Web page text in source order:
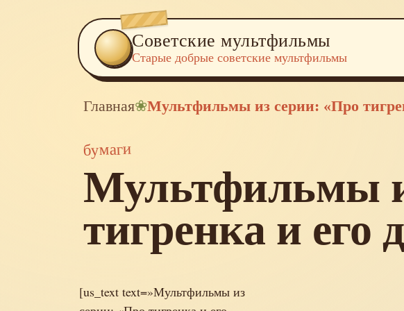
Советские мультфильмы
Старые добрые советские мультфильмы
Главная❀Мультфильмы из серии: «Про
бумаги
Мультфильмы
тигренка и его
[us_text text=»Мультфильмы из